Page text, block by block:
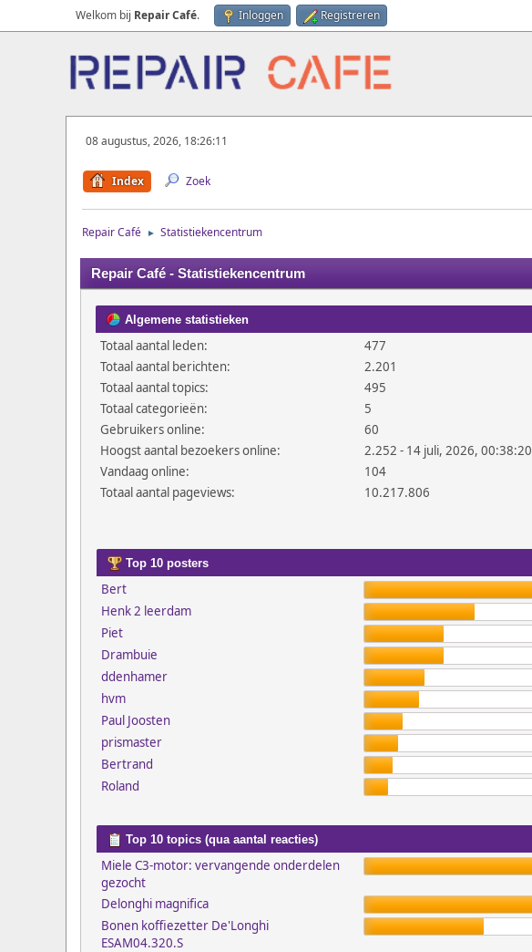
Welkom bij Repair Café. Inloggen Registreren
08 augustus, 2026, 18:26:11
Index Zoek
Repair Café ► Statistiekencentrum
Repair Café - Statistiekencentrum
Algemene statistieken
Totaal aantal leden:
477
Totaal aantal berichten:
2.201
Totaal aantal topics:
495
Totaal categorieën:
5
Gebruikers online:
60
Hoogst aantal bezoekers online:
2.252 - 14 juli, 2026, 00:38:20
Vandaag online:
104
Totaal aantal pageviews:
10.217.806
Top 10 posters
Bert
Henk 2 leerdam
Piet
Drambuie
ddenhamer
hvm
Paul Joosten
prismaster
Bertrand
Roland
Top 10 topics (qua aantal reacties)
Miele C3-motor: vervangende onderdelen
gezocht
Delonghi magnifica
Bonen koffiezetter De'Longhi
ESAM04.320.S